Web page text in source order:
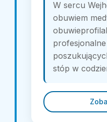
W sercu
obuwiem
stóp w